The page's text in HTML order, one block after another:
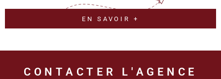
EN SAVOIR +
CONTACTER L'AGENCE